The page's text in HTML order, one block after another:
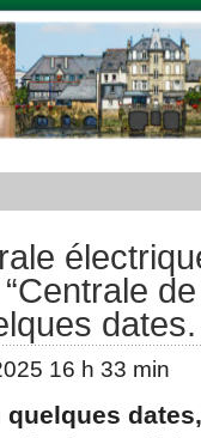
dates.
16 h 33 min